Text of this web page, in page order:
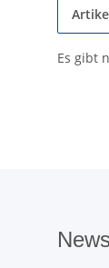
Es gibt